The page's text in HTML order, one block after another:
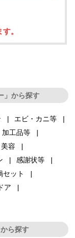
。
」から探す
エビ・カニ等
加工品等
美容
感謝状等
セット
ア
ら探す